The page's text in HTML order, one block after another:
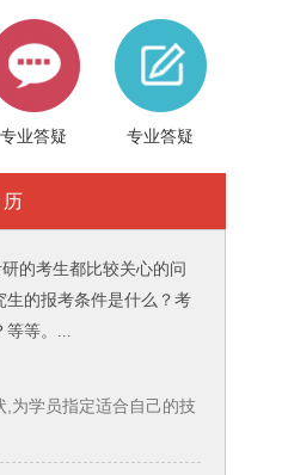
专业答疑 专业答疑
的考生都比较关心的问
生的报考条件是什么？考
等等。...
,为学员指定适合自己的技